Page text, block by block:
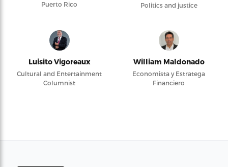
Puerto Rico
Politics and justice
Luisito Vigoreaux
Cultural and Entertainment
Columnist
William Maldonado
Economista y Estratega
Financiero